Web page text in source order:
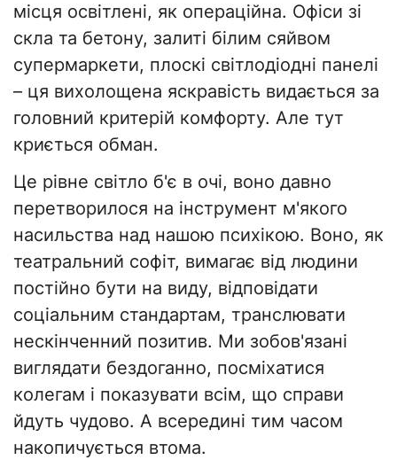
місця освітлені, як операційна. Офіси зі
скла та бетону, залиті білим сяйвом
супермаркети, плоскі світлодіодні панелі
– ця вихолощена яскравість видається за
головний критерій комфорту. Але тут
криється обман.
Це рівне світло б'є в очі, воно давно
перетворилося на інструмент м'якого
насильства над нашою психікою. Воно, як
театральний софіт, вимагає від людини
постійно бути на виду, відповідати
соціальним стандартам, транслювати
нескінченний позитив. Ми зобов'язані
виглядати бездоганно, посміхатися
колегам і показувати всім, що справи
йдуть чудово. А всередині тим часом
накопичується втома.